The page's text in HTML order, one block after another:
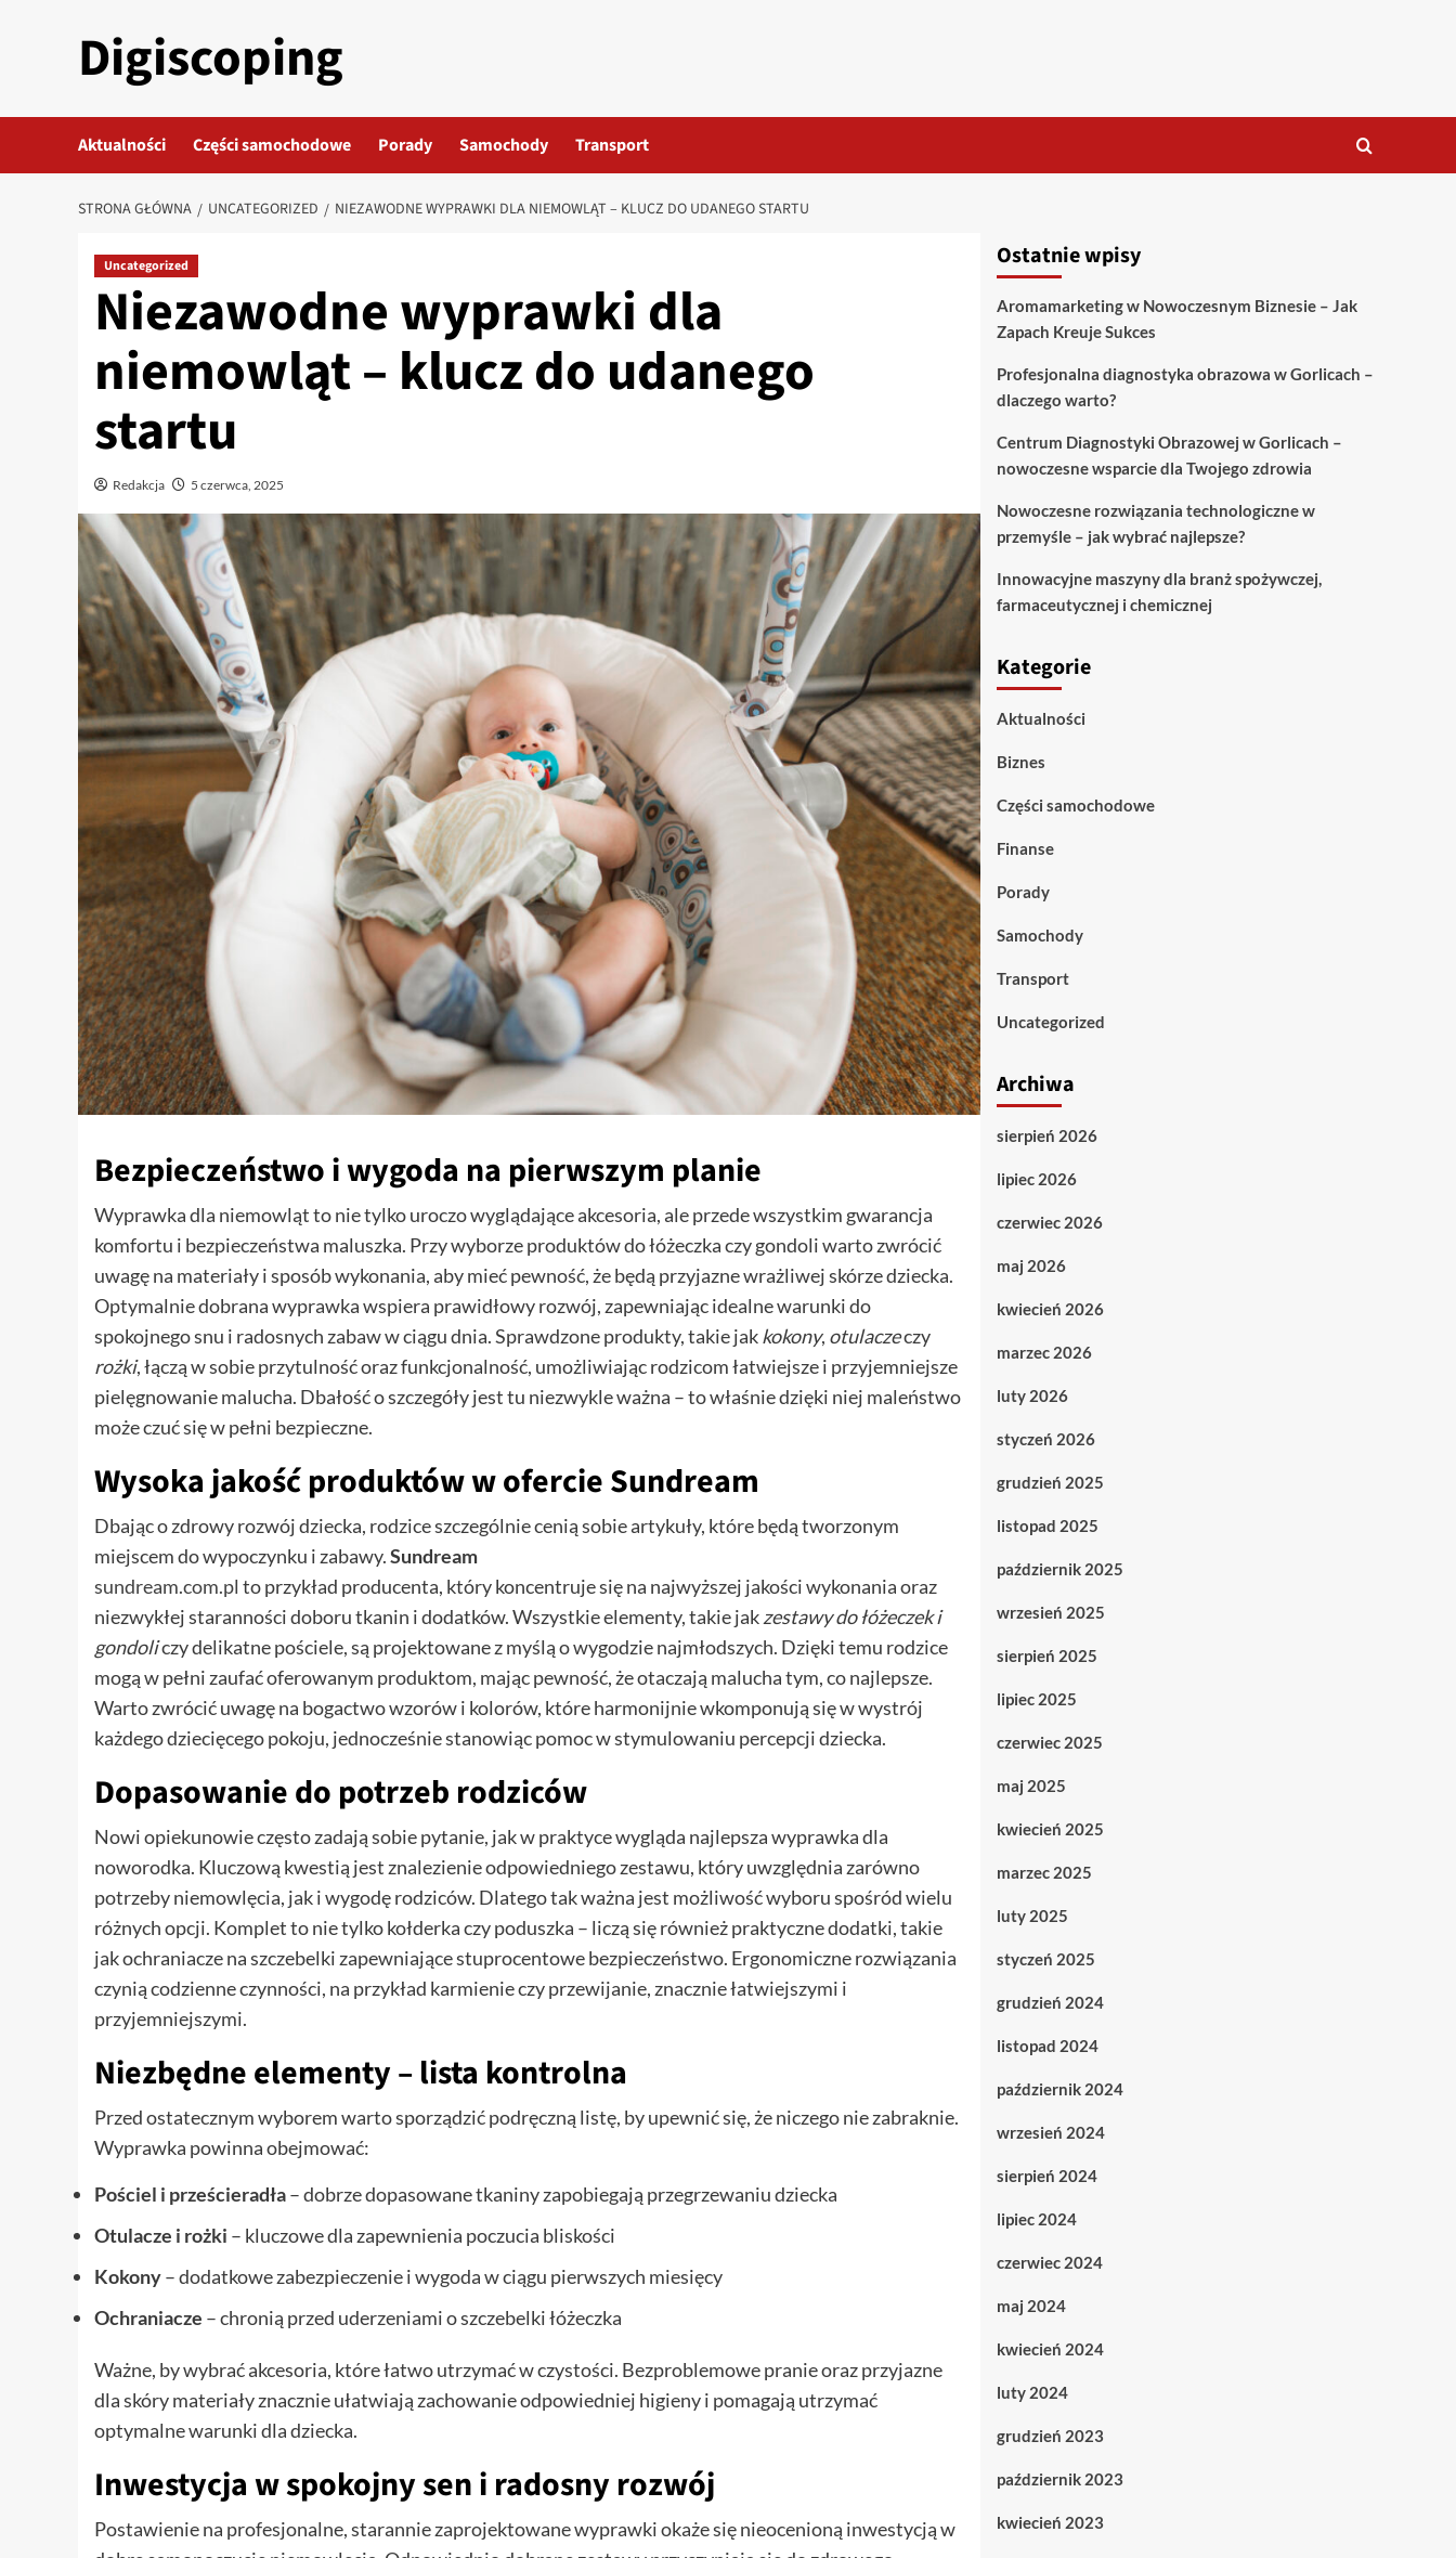
Digiscoping
Aktualności Części samochodowe Porady Samochody Transport
STRONA GŁÓWNA UNCATEGORIZED NIEZAWODNE WYPRAWKI DLA NIEMOWLĄT – KLUCZ DO UDANEGO STARTU
Uncategorized
Niezawodne wyprawki dla
niemowląt – klucz do udanego
startu
Redakcja 5 czerwca, 2025
Bezpieczeństwo i wygoda na pierwszym planie
Wyprawka dla niemowląt to nie tylko uroczo wyglądające akcesoria, ale przede wszystkim gwarancja
komfortu i bezpieczeństwa maluszka. Przy wyborze produktów do łóżeczka czy gondoli warto zwrócić
uwagę na materiały i sposób wykonania, aby mieć pewność, że będą przyjazne wrażliwej skórze dziecka.
Optymalnie dobrana wyprawka wspiera prawidłowy rozwój, zapewniając idealne warunki do
spokojnego snu i radosnych zabaw w ciągu dnia. Sprawdzone produkty, takie jakkokony, otulaczeczy
rożki, łączą w sobie przytulność oraz funkcjonalność, umożliwiając rodzicom łatwiejsze i przyjemniejsze
pielęgnowanie malucha. Dbałość o szczegóły jest tu niezwykle ważna – to właśnie dzięki niej maleństwo
może czuć się w pełni bezpieczne.
Wysoka jakość produktów w ofercie Sundream
Dbając o zdrowy rozwój dziecka, rodzice szczególnie cenią sobie artykuły, które będą tworzonym
miejscem do wypoczynku i zabawy.Sundream
sundream.com.pl to przykład producenta, który koncentruje się na najwyższej jakości wykonania oraz
niezwykłej staranności doboru tkanin i dodatków. Wszystkie elementy, takie jakzestawy do łóżeczek i
gondoliczy delikatne pościele, są projektowane z myślą o wygodzie najmłodszych. Dzięki temu rodzice
mogą w pełni zaufać oferowanym produktom, mając pewność, że otaczają malucha tym, co najlepsze.
Warto zwrócić uwagę na bogactwo wzorów i kolorów, które harmonijnie wkomponują się w wystrój
każdego dziecięcego pokoju, jednocześnie stanowiąc pomoc w stymulowaniu percepcji dziecka.
Dopasowanie do potrzeb rodziców
Nowi opiekunowie często zadają sobie pytanie, jak w praktyce wygląda najlepsza wyprawka dla
noworodka. Kluczową kwestią jest znalezienie odpowiedniego zestawu, który uwzględnia zarówno
potrzeby niemowlęcia, jak i wygodę rodziców. Dlatego tak ważna jest możliwość wyboru spośród wielu
różnych opcji. Komplet to nie tylko kołderka czy poduszka – liczą się również praktyczne dodatki, takie
jak ochraniacze na szczebelki zapewniające stuprocentowe bezpieczeństwo. Ergonomiczne rozwiązania
czynią codzienne czynności, na przykład karmienie czy przewijanie, znacznie łatwiejszymi i
przyjemniejszymi.
Niezbędne elementy – lista kontrolna
Przed ostatecznym wyborem warto sporządzić podręczną listę, by upewnić się, że niczego nie zabraknie.
Wyprawka powinna obejmować:
Pościel i prześcieradła– dobrze dopasowane tkaniny zapobiegają przegrzewaniu dziecka
Otulacze i rożki – kluczowe dla zapewnienia poczucia bliskości
Kokony– dodatkowe zabezpieczenie i wygoda w ciągu pierwszych miesięcy
Ochraniacze – chronią przed uderzeniami o szczebelki łóżeczka
Ważne, by wybrać akcesoria, które łatwo utrzymać w czystości. Bezproblemowe pranie oraz przyjazne
dla skóry materiały znacznie ułatwiają zachowanie odpowiedniej higieny i pomagają utrzymać
optymalne warunki dla dziecka.
Inwestycja w spokojny sen i radosny rozwój
Postawienie na profesjonalne, starannie zaprojektowane wyprawki okaże się nieocenioną inwestycją w
Ostatnie wpisy
Aromamarketing w Nowoczesnym Biznesie – Jak
Zapach Kreuje Sukces
Profesjonalna diagnostyka obrazowa w Gorlicach –
dlaczego warto?
Centrum Diagnostyki Obrazowej w Gorlicach –
nowoczesne wsparcie dla Twojego zdrowia
Nowoczesne rozwiązania technologiczne w
przemyśle – jak wybrać najlepsze?
Innowacyjne maszyny dla branż spożywczej,
farmaceutycznej i chemicznej
Kategorie
Aktualności
Biznes
Części samochodowe
Finanse
Porady
Samochody
Transport
Uncategorized
Archiwa
sierpień 2026
lipiec 2026
czerwiec 2026
maj 2026
kwiecień 2026
marzec 2026
luty 2026
styczeń 2026
grudzień 2025
listopad 2025
październik 2025
wrzesień 2025
sierpień 2025
lipiec 2025
czerwiec 2025
maj 2025
kwiecień 2025
marzec 2025
luty 2025
styczeń 2025
grudzień 2024
listopad 2024
październik 2024
wrzesień 2024
sierpień 2024
lipiec 2024
czerwiec 2024
maj 2024
kwiecień 2024
luty 2024
grudzień 2023
październik 2023
kwiecień 2023